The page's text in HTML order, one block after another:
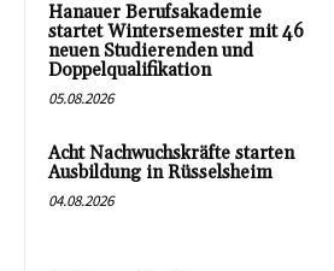
Hanauer Berufsakademie
startet Wintersemester mit 46
neuen Studierenden und
Doppelqualifikation
05.08.2026
Acht Nachwuchskräfte starten
Ausbildung in Rüsselsheim
04.08.2026